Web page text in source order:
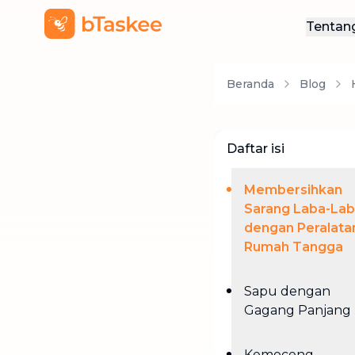
Beranda Blog
Daftar isi
Membersihkan
Sarang Laba-
dengan
Rumah Tangga
Sapu dengan
Gagang Panjang